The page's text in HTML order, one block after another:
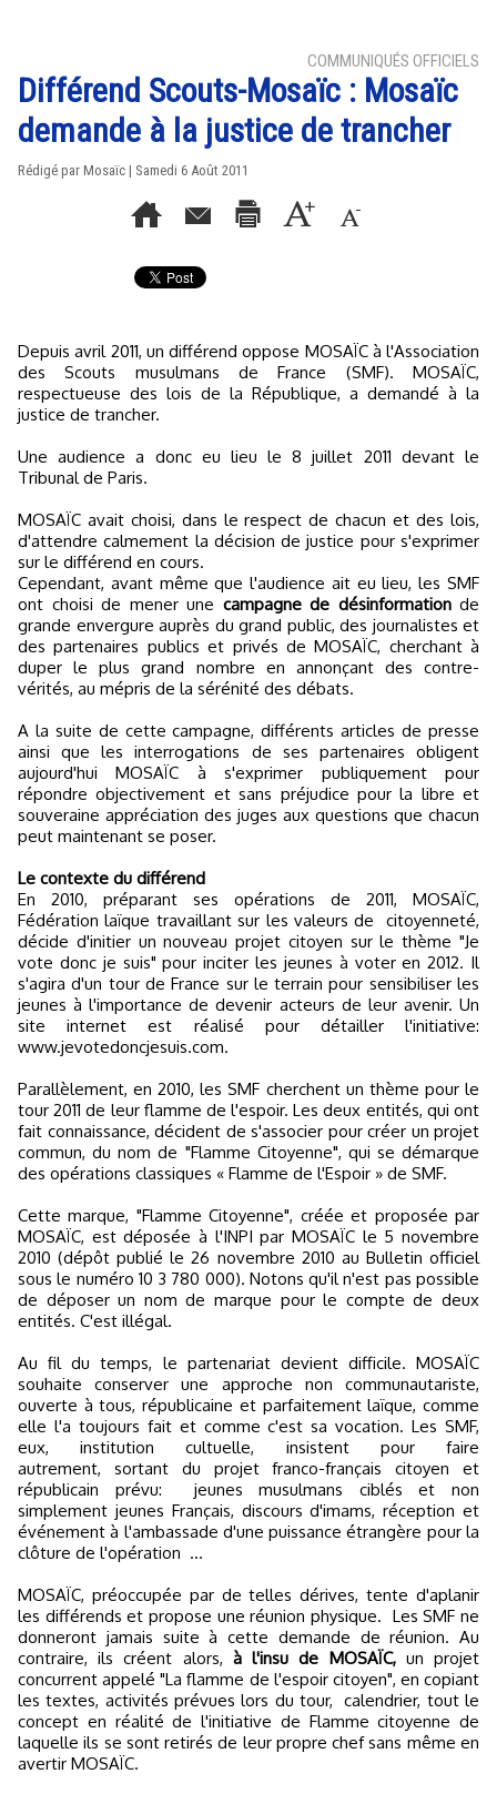
COMMUNIQUÉS OFFICIELS
Différend Scouts-Mosaïc : Mosaïc
demande à la justice de trancher
Rédigé par Mosaïc | Samedi 6 Août 2011
Depuis avril 2011, un différend oppose MOSAÏC à l'Association
des Scouts musulmans de France (SMF). MOSAÏC,
respectueuse des lois de la République, a demandé à la
justice de trancher.
Une audience a donc eu lieu le 8 juillet 2011 devant le
Tribunal de Paris.
MOSAÏC avait choisi, dans le respect de chacun et des lois,
d'attendre calmement la décision de justice pour s'exprimer
sur le différend en cours.
Cependant, avant même que l'audience ait eu lieu, les SMF
ont choisi de mener une campagne de désinformationde
grande envergure auprès du grand public, des journalistes et
des partenaires publics et privés de MOSAÏC, cherchant à
duper le plus grand nombre en annonçant des contre-
vérités, au mépris de la sérénité des débats.
A la suite de cette campagne, différents articles de presse
ainsi que les interrogations de ses partenaires obligent
aujourd'hui MOSAÏC à s'exprimer publiquement pour
répondre objectivement et sans préjudice pour la libre et
souveraine appréciation des juges aux questions que chacun
peut maintenant se poser.
Le contexte du différend
En 2010, préparant ses opérations de 2011, MOSAÏC,
Fédération laïque travaillant sur les valeurs de citoyenneté,
décide d'initier un nouveau projet citoyen sur le thème "Je
vote donc je suis" pour inciter les jeunes à voter en 2012. Il
s'agira d'un tour de France sur le terrain pour sensibiliser les
jeunes à l'importance de devenir acteurs de leur avenir. Un
site internet est réalisé pour détailler l'initiative:
www.jevotedoncjesuis.com.
Parallèlement, en 2010, les SMF cherchent un thème pour le
tour 2011 de leur flamme de l'espoir. Les deux entités, qui ont
fait connaissance, décident de s'associer pour créer un projet
commun, du nom de "Flamme Citoyenne", qui se démarque
des opérations classiques « Flamme de l'Espoir » de SMF.
Cette marque, "Flamme Citoyenne", créée et proposée par
MOSAÏC, est déposée à l'INPI par MOSAÏC le 5 novembre
2010 (dépôt publié le 26 novembre 2010 au Bulletin officiel
sous le numéro 10 3 780 000). Notons qu'il n'est pas possible
de déposer un nom de marque pour le compte de deux
entités. C'est illégal.
Au fil du temps, le partenariat devient difficile. MOSAÏC
souhaite conserver une approche non communautariste,
ouverte à tous, républicaine et parfaitement laïque, comme
elle l'a toujours fait et comme c'est sa vocation. Les SMF,
eux, institution cultuelle, insistent pour faire
autrement, sortant du projet franco-français citoyen et
républicain prévu: jeunes musulmans ciblés et non
simplement jeunes Français, discours d'imams, réception et
événement à l'ambassade d'une puissance étrangère pour la
clôture de l'opération ...
MOSAÏC, préoccupée par de telles dérives, tente d'aplanir
les différends et propose une réunion physique. Les SMF ne
donneront jamais suite à cette demande de réunion. Au
contraire, ils créent alors, à l'insu de MOSAÏC, un projet
concurrent appelé "La flamme de l'espoir citoyen", en copiant
les textes, activités prévues lors du tour, calendrier, tout le
concept en réalité de l'initiative de Flamme citoyenne de
laquelle ils se sont retirés de leur propre chef sans même en
avertir MOSAÏC.